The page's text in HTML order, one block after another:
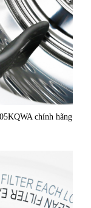
chính hãng